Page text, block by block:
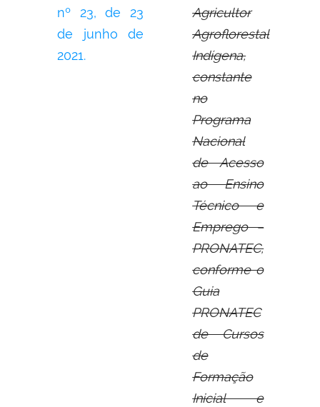
nº 23, de 23
de junho de
2021.
Agricultor
Agroflorestal
Indígena,
constante
no
Programa
Nacional
de Acesso
ao Ensino
Técnico e
Emprego –
PRONATEC,
conforme o
Guia
PRONATEC
de Cursos
de
Formação
Inicial e